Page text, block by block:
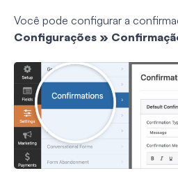
Você pode configurar a
Configurações »